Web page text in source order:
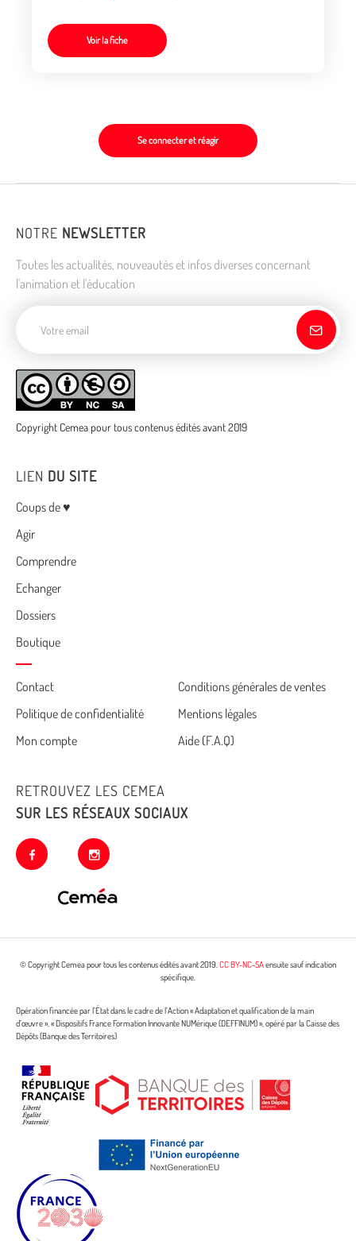
Voir la fiche
Se connecter et réagir
NOTRE NEWSLETTER
Toutes les actualités, nouveautés et infos diverses concernant
l'animation et l'éducation
Copyright Cemea pour tous contenus édités avant 2019
LIEN DU SITE
Menu
Coups de ♥
Agir
Comprendre
Echanger
Dossiers
Boutique
Cemea
footer
Contact
Conditions générales de ventes
Politique de confidentialité
Mentions légales
Mon compte
Aide (F.A.Q)
RETROUVEZ LES CEMEA
SUR LES RÉSEAUX SOCIAUX
facebook instagram
© Copyright Cemea pour tous les contenus édités avant 2019.CC BY-NC-SAensuite sauf indication
spécifique.
Opération financée par l’État dans le cadre de l’Action « Adaptation et qualification de la main
d’œuvre », « Dispositifs France Formation Innovante NUMérique (DEFFINUM) », opéré par la Caisse des
Dépôts (Banque des Territoires)